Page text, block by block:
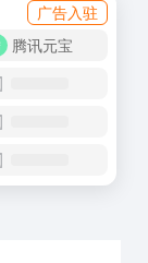
广告入驻
腾讯元宝